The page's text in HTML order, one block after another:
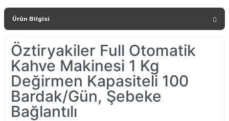
Ürün Bilgisi
Öztiryakiler Full Otomatik
Kahve Makinesi 1 Kg
Değirmen Kapasiteli 100
Bardak/Gün, Şebeke
Bağlantılı